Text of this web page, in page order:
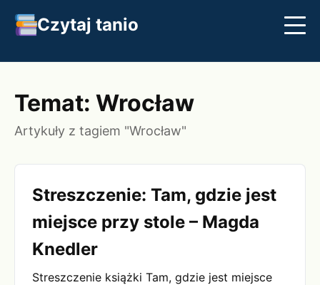
Czytaj tanio
Streszczenia
Klasyka
Temat: Wrocław
Artykuły z tagiem "Wrocław"
Streszczenie: Tam, gdzie jest
miejsce przy stole – Magda
Knedler
Streszczenie książki Tam, gdzie jest miejsce